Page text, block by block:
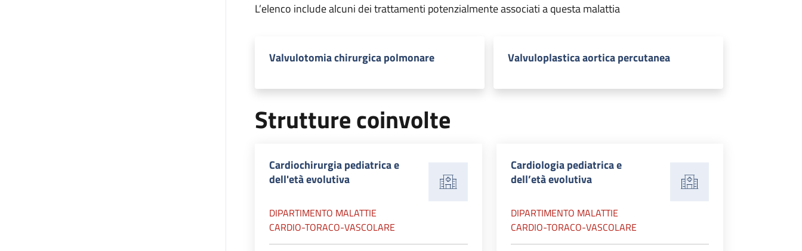
L’elenco include alcuni dei trattamenti potenzialmente associati a questa malattia
Valvulotomia chirurgica polmonare Valvuloplastica aortica percutanea
Strutture coinvolte
Cardiochirurgia pediatrica e
dell'età evolutiva
DIPARTIMENTO MALATTIE
CARDIO-TORACO-VASCOLARE
Cardiologia pediatrica e
dell’età evolutiva
DIPARTIMENTO MALATTIE
CARDIO-TORACO-VASCOLARE